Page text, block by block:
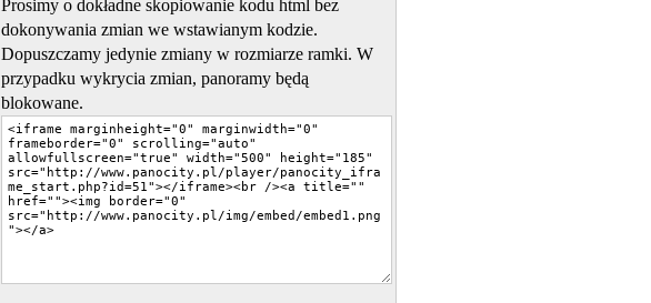
Prosimy o dokładne skopiowanie kodu html bez
dokonywania zmian we wstawianym kodzie.
Dopuszczamy jedynie zmiany w rozmiarze ramki. W
przypadku wykrycia zmian, panoramy będą
blokowane.